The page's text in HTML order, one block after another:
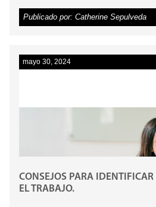
Publicado por: Catherine Sepulveda
mayo 30, 2024
CONSEJOS PARA IDENTIFICAR
EL TRABAJO.